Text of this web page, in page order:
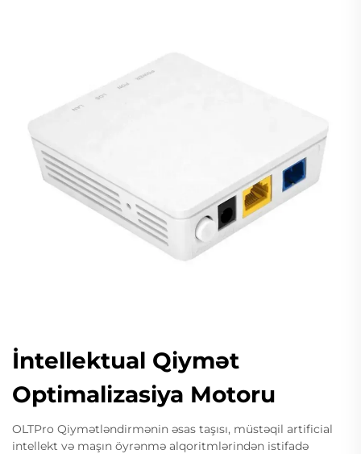
İntellektual Qiymət
Optimalizasiya Motoru
OLTPro Qiymətləndirmənin əsas taşısı, müstəqil artificial
intellekt və maşın öyrənmə alqoritmlərindən istifadə